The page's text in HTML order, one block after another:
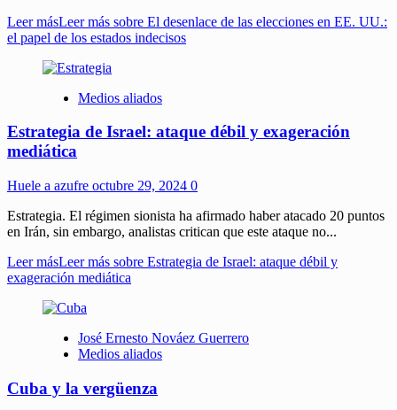
Leer másLeer más sobre El desenlace de las elecciones en EE. UU.:
el papel de los estados indecisos
Medios aliados
Estrategia de Israel: ataque débil y exageración
mediática
Huele a azufre octubre 29, 2024 0
Estrategia. El régimen sionista ha afirmado haber atacado 20 puntos
en Irán, sin embargo, analistas critican que este ataque no...
Leer másLeer más sobre Estrategia de Israel: ataque débil y
exageración mediática
José Ernesto Nováez Guerrero
Medios aliados
Cuba y la vergüenza